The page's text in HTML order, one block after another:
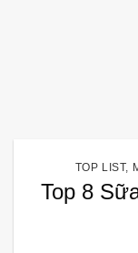
TOP LIST,
Top 8